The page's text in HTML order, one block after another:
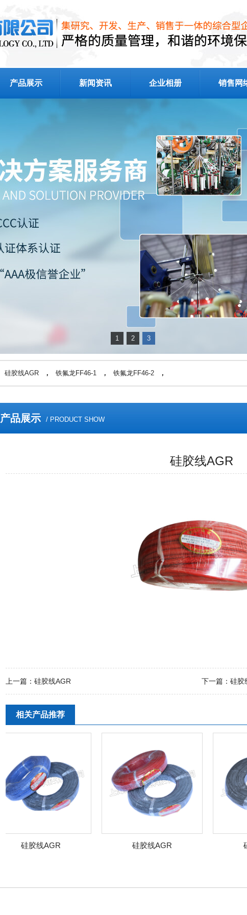
产品展示 新闻资讯 企业相册 销售网
1 2 3
硅胶线AGR ， 铁氟龙FF46-1 ， 铁氟龙FF46-2 ，
产品展示 / PRODUCT SHOW
硅胶线AGR
上一篇： 硅胶线AGR 下一篇： 硅胶
相关产品推荐
硅胶线AGR 硅胶线AGR 硅